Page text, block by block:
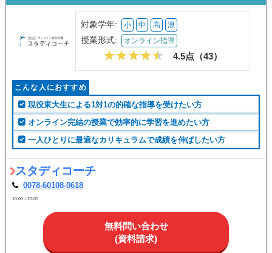
対象学年: 小 中 高 浪
授業形式: オンライン指導
4.5点（43）
こんな人におすすめ
現役東大生による1対1の的確な指導を受けたい方
オンライン完結の授業で効率的に学習を進めたい方
一人ひとりに最適なカリキュラムで成績を伸ばしたい方
スタディコーチ
0078-60108-0618
10:00～20:00
無料問い合わせ
(資料請求)